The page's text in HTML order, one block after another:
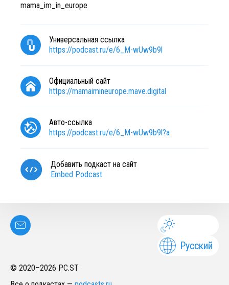
mama_im_in_europe
Универсальная ссылка
https://podcast.ru/e/6_M-wUw9b9l
Официальный сайт
https://mamaimineurope.mave.digital
Авто-ссылка
https://podcast.ru/e/6_M-wUw9b9l?a
Добавить подкаст на сайт
Embed Podcast
Русский
© 2020–2026 PC.ST